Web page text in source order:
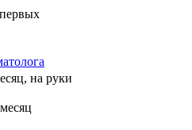
на руки